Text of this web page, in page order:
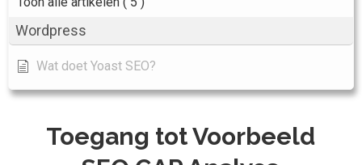
Wordpress
Wat doet Yoast SEO?
Toegang tot Voorbeeld